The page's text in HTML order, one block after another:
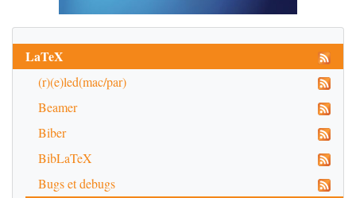
LaTeX
(r)(e)led(mac/par)
Beamer
Biber
BibLaTeX
Bugs et debugs